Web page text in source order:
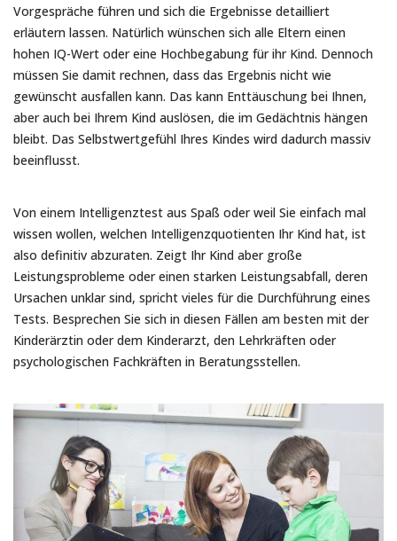
Vorgespräche führen und sich die Ergebnisse detailliert
erläutern lassen. Natürlich wünschen sich alle Eltern einen
hohen IQ-Wert oder eine Hochbegabung für ihr Kind. Dennoch
müssen Sie damit rechnen, dass das Ergebnis nicht wie
gewünscht ausfallen kann. Das kann Enttäuschung bei Ihnen,
aber auch bei Ihrem Kind auslösen, die im Gedächtnis hängen
bleibt. Das Selbstwertgefühl Ihres Kindes wird dadurch massiv
beeinflusst.
Von einem Intelligenztest aus Spaß oder weil Sie einfach mal
wissen wollen, welchen Intelligenzquotienten Ihr Kind hat, ist
also definitiv abzuraten. Zeigt Ihr Kind aber große
Leistungsprobleme oder einen starken Leistungsabfall, deren
Ursachen unklar sind, spricht vieles für die Durchführung eines
Tests. Besprechen Sie sich in diesen Fällen am besten mit der
Kinderärztin oder dem Kinderarzt, den Lehrkräften oder
psychologischen Fachkräften in Beratungsstellen.